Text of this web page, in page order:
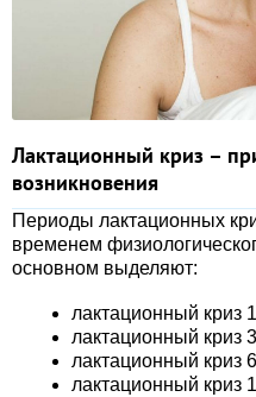
Лактационный криз –
возникновения
Периоды лактационных
временем
основном выделяют:
лактационный криз
лактационный криз
лактационный криз
лактационный криз